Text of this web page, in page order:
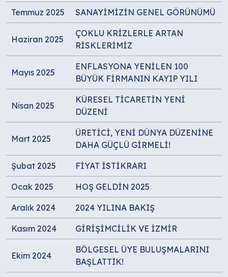
Temmuz 2025 SANAYİMİZİN GENEL GÖRÜNÜMÜ
Haziran 2025
ÇOKLU KRİZLERLE ARTAN
RİSKLERİMİZ
Mayıs 2025
ENFLASYONA YENİLEN 100
BÜYÜK FİRMANIN KAYIP YILI
Nisan 2025
KÜRESEL TİCARETİN YENİ
DÜZENİ
Mart 2025
ÜRETİCİ, YENİ DÜNYA DÜZENİNE
DAHA GÜÇLÜ GİRMELİ!
Şubat 2025 FİYAT İSTİKRARI
Ocak 2025 HOŞ GELDİN 2025
Aralık 2024 2024 YILINA BAKIŞ
Kasım 2024 GİRİŞİMCİLİK VE İZMİR
Ekim 2024
BÖLGESEL ÜYE BULUŞMALARINI
BAŞLATTIK!